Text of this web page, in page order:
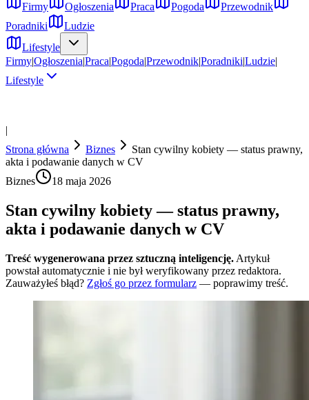
Firmy Ogłoszenia Praca Pogoda
Przewodnik
Poradniki
Ludzie
Lifestyle
Firmy|Ogłoszenia|Praca|Pogoda|Przewodnik|Poradniki|Ludzie|
Lifestyle
|
Strona główna
Biznes
Stan cywilny kobiety — status prawny,
akta i podawanie danych w CV
Biznes
18 maja 2026
Stan cywilny kobiety — status prawny,
akta i podawanie danych w CV
Treść wygenerowana przez sztuczną inteligencję. Artykuł
powstał automatycznie i nie był weryfikowany przez redaktora.
Zauważyłeś błąd? Zgłoś go przez formularz — poprawimy treść.